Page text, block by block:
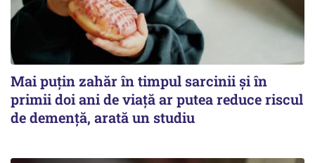
Mai puțin zahăr în timpul sarcinii și în
primii doi ani de viață ar putea reduce riscul
de demență, arată un studiu